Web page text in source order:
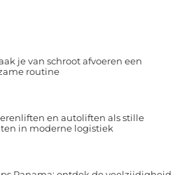
je van schroot afvoeren een
routine
en autoliften als stille
in moderne logistiek